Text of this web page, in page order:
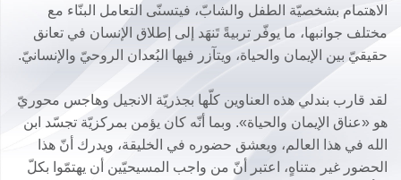
الاهتمام بشخصيّة الطفل والشابّ، فيتسنّى التعامل البنّاء مع
مختلف جوانبها، ما يوفّر تربيةً تَنهَد إلى إطلاق الإنسان في تعانق
حقيقيّ بين الإيمان والحياة، ويتآزر فيها البُعدان الروحيّ والإنسانيّ.
لقد قارب بندلي هذه العناوين كلّها بجذريّة الانجيل وهاجس محوريّ
هو «عناق الإيمان والحياة». وبما أنّه كان يؤمن بمركزيّة تجسّد ابن
الله في هذا العالم، ويعشق حضوره في الخليقة، ويدرك أنّ هذا
الحضور غير متناهٍ، اعتبر أنّ من واجب المسيحيّين أن يهتمّوا بكلّ